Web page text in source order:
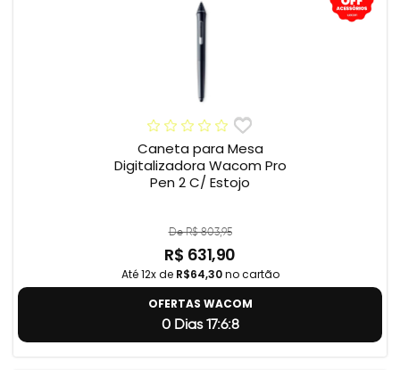
Caneta para Mesa
Digitalizadora Wacom Pro
Pen 2 C/ Estojo
De R$ 803,95
R$ 631,90
Até 12x de R$64,30no cartão
OFERTAS WACOM
0 Dias 17:6:7